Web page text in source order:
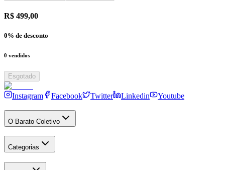
R$ 499,00
0% de desconto
0 vendidos
Esgotado
Instagram Facebook Twitter Linkedin Youtube
O Barato Coletivo
Categorias